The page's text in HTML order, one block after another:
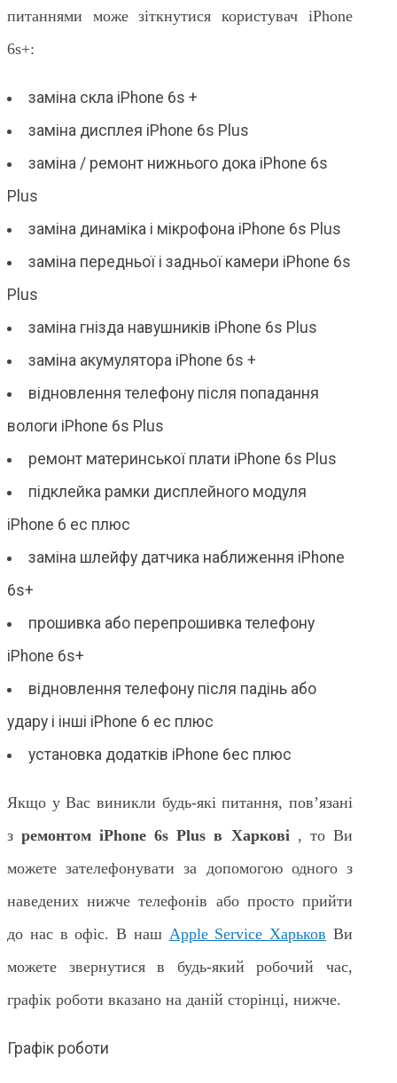
питаннями може зіткнутися користувач iPhone
6s+:
заміна скла iPhone 6s +
заміна дисплея iPhone 6s Plus
заміна / ремонт нижнього дока iPhone 6s
Plus
заміна динаміка і мікрофона iPhone 6s Plus
заміна передньої і задньої камери iPhone 6s
Plus
заміна гнізда навушників iPhone 6s Plus
заміна акумулятора iPhone 6s +
відновлення телефону після попадання
вологи iPhone 6s Plus
ремонт материнської плати iPhone 6s Plus
підклейка рамки дисплейного модуля
iPhone 6 ес плюс
заміна шлейфу датчика наближення iPhone
6s+
прошивка або перепрошивка телефону
iPhone 6s+
відновлення телефону після падінь або
удару і інші iPhone 6 ес плюс
установка додатків iPhone 6ес плюс
Якщо у Вас виникли будь-які питання, пов’язані
зремонтом iPhone 6s Plus в Харкові , то Ви
можете зателефонувати за допомогою одного з
наведених нижче телефонів або просто прийти
до нас в офіс. В наш Apple Service Харьков Ви
можете звернутися в будь-який робочий час,
графік роботи вказано на даній сторінці, нижче.
Графік роботи